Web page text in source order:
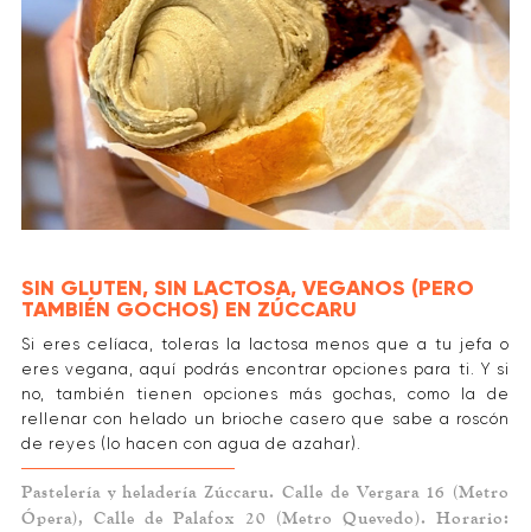
SIN GLUTEN, SIN LACTOSA, VEGANOS (PERO
TAMBIÉN GOCHOS) EN ZÚCCARU
Si eres celíaca, toleras la lactosa menos que a tu jefa o
eres vegana, aquí podrás encontrar opciones para ti. Y si
no, también tienen opciones más gochas, como la de
rellenar con helado un brioche casero que sabe a roscón
de reyes (lo hacen con agua de azahar).
Pastelería y heladería Zúccaru. Calle de Vergara 16 (Metro
Ópera), Calle de Palafox 20 (Metro Quevedo). Horario: